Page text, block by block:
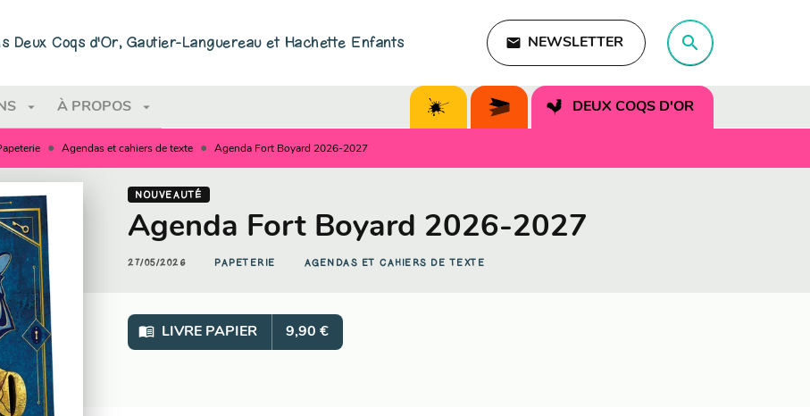
Deux Coqs d'Or, Gautier-Languereau et Hachette Enfants email NEWSLETTER search
arrow_drop_down À PROPOS arrow_drop_down DEUX COQS D'OR
search
• Agendas et cahiers de texte • Agenda Fort Boyard 2026-2027
NOUVEAUTÉ
Agenda Fort Boyard 2026-2027
27/05/2026 PAPETERIE AGENDAS ET CAHIERS DE TEXTE
menu_book LIVRE PAPIER 9,90 €